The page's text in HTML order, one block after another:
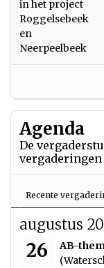
in het project
Roggelsebeek
en
Neerpeelbeek
Agenda
De
vergaderingen
Recente
augustus
26
AB-